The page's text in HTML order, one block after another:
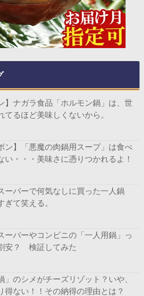
】ナガラ食品「ホルモン鍋」は、世
てるほど美味しくないから。
ン】「悪魔の肉鍋用スープ」は食べ
い・・・美味さに憑りつかれるよ！
ーパーで何気なしに買った一人鍋
ぎて笑える。
ーパーやコンビニの「一人用鍋」っ
安？ 検証してみた
」のシメがチーズリゾット？いや、
得ない！！その納得の理由とは？